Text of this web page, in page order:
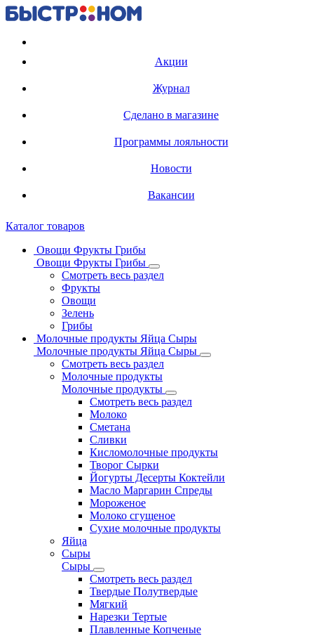
Акции
Журнал
Сделано в магазине
Программы лояльности
Новости
Вакансии
Каталог товаров
Овощи Фрукты Грибы
Овощи Фрукты Грибы
Смотреть весь раздел
Фрукты
Овощи
Зелень
Грибы
Молочные продукты Яйца Сыры
Молочные продукты Яйца Сыры
Смотреть весь раздел
Молочные продукты
Молочные продукты
Смотреть весь раздел
Молоко
Сметана
Сливки
Кисломолочные продукты
Творог Сырки
Йогурты Десерты Коктейли
Масло Маргарин Спреды
Мороженое
Молоко сгущеное
Сухие молочные продукты
Яйца
Сыры
Сыры
Смотреть весь раздел
Твердые Полутвердые
Мягкий
Нарезки Тертые
Плавленные Копченые